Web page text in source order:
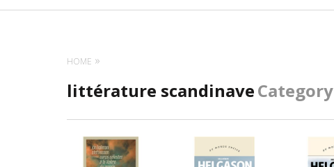
HOME
littérature scandinaveCategory